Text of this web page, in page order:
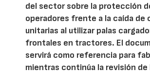
del sector sobre la protección
operadores frente a la caída de
unitarias al utilizar palas
frontales en tractores. El
servirá como referencia para
mientras continúa la revisión de